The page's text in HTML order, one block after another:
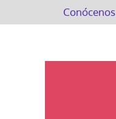
Conócenos